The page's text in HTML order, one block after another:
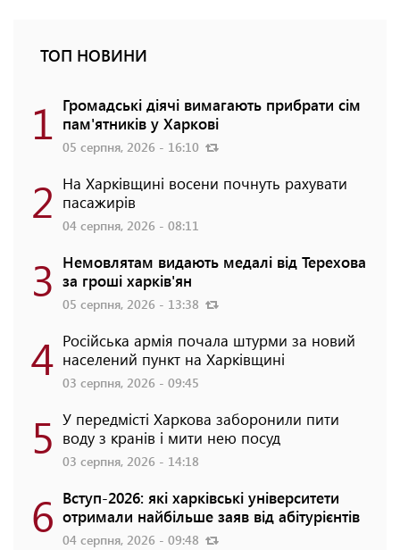
ТОП НОВИНИ
1 Громадські діячі вимагають прибрати сім
пам'ятників у Харкові
05 серпня, 2026 - 16:10
2 На Харківщині восени почнуть рахувати
пасажирів
04 серпня, 2026 - 08:11
3 Немовлятам видають медалі від Терехова
за гроші харків'ян
05 серпня, 2026 - 13:38
4 Російська армія почала штурми за новий
населений пункт на Харківщині
03 серпня, 2026 - 09:45
5 У передмісті Харкова заборонили пити
воду з кранів і мити нею посуд
03 серпня, 2026 - 14:18
6 Вступ-2026: які харківські університети
отримали найбільше заяв від абітурієнтів
04 серпня, 2026 - 09:48